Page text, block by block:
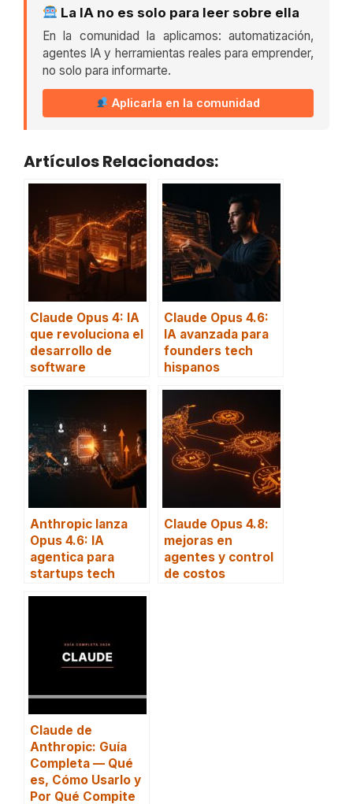
La IA no es solo para leer sobre ella
En la comunidad la aplicamos: automatización,
agentes IA y herramientas reales para emprender,
no solo para informarte.
Aplicarla en la comunidad
Artículos Relacionados:
Claude Opus 4: IA
que revoluciona el
desarrollo de
software
Claude Opus 4.6:
IA avanzada para
founders tech
hispanos
Anthropic lanza
Opus 4.6: IA
agentica para
startups tech
Claude Opus 4.8:
mejoras en
agentes y control
de costos
Claude de
Anthropic: Guía
Completa — Qué
es, Cómo Usarlo y
Por Qué Compite